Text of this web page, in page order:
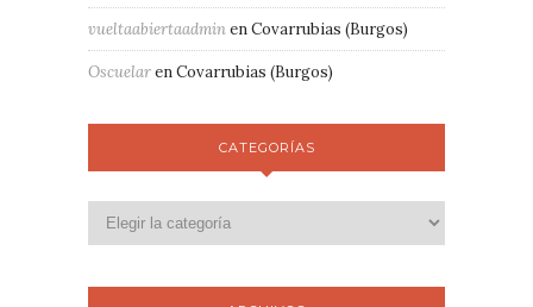
vueltaabiertaadminenCovarrubias (Burgos)
OscuelarenCovarrubias (Burgos)
CATEGORÍAS